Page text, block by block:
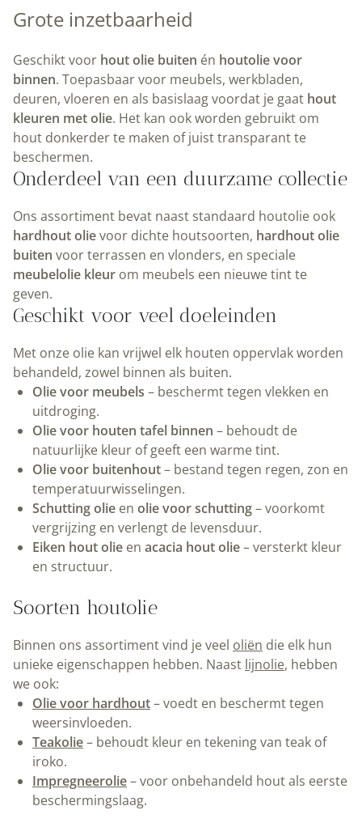
Grote inzetbaarheid
Geschikt voor hout olie buiten én houtolie voor
binnen. Toepasbaar voor meubels, werkbladen,
deuren, vloeren en als basislaag voordat je gaat hout
kleuren met olie. Het kan ook worden gebruikt om
hout donkerder te maken of juist transparant te
beschermen.
Onderdeel van een duurzame collectie
Ons assortiment bevat naast standaard houtolie ook
hardhout olievoor dichte houtsoorten, hardhout olie
buiten voor terrassen en vlonders, en speciale
meubelolie kleur om meubels een nieuwe tint te
geven.
Geschikt voor veel doeleinden
Met onze olie kan vrijwel elk houten oppervlak worden
behandeld, zowel binnen als buiten.
Olie voor meubels – beschermt tegen vlekken en
uitdroging.
Olie voor houten tafel binnen – behoudt de
natuurlijke kleur of geeft een warme tint.
Olie voor buitenhout– bestand tegen regen, zon en
temperatuurwisselingen.
Schutting olie en olie voor schutting– voorkomt
vergrijzing en verlengt de levensduur.
Eiken hout olie en acacia hout olie– versterkt kleur
en structuur.
Soorten houtolie
Binnen ons assortiment vind je veel oliën die elk hun
unieke eigenschappen hebben. Naast lijnolie, hebben
we ook:
Olie voor hardhout– voedt en beschermt tegen
weersinvloeden.
Teakolie– behoudt kleur en tekening van teak of
iroko.
Impregneerolie– voor onbehandeld hout als eerste
beschermingslaag.